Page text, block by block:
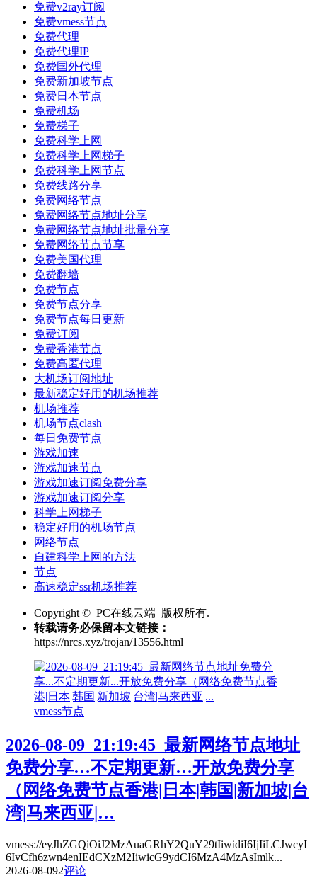
免费v2ray订阅
免费vmess节点
免费代理
免费代理IP
免费国外代理
免费新加坡节点
免费日本节点
免费机场
免费梯子
免费科学上网
免费科学上网梯子
免费科学上网节点
免费线路分享
免费网络节点
免费网络节点地址分享
免费网络节点地址批量分享
免费网络节点节享
免费美国代理
免费翻墙
免费节点
免费节点分享
免费节点每日更新
免费订阅
免费香港节点
免费高匿代理
大机场订阅地址
最新稳定好用的机场推荐
机场推荐
机场节点clash
每日免费节点
游戏加速
游戏加速节点
游戏加速订阅免费分享
游戏加速订阅分享
科学上网梯子
稳定好用的机场节点
网络节点
自建科学上网的方法
节点
高速稳定ssr机场推荐
Copyright © PC在线云端 版权所有.
转载请务必保留本文链接：
https://nrcs.xyz/trojan/13556.html
vmess节点
2026-08-09_21:19:45_最新网络节点地址
免费分享…不定期更新…开放免费分享
（网络免费节点香港|日本|韩国|新加坡|台
湾|马来西亚|…
vmess://eyJhZGQiOiJ2MzAuaGRhY2QuY29tIiwidiI6IjIiLCJwcyI
6IvCfh6zwn4enIEdCXzM2IiwicG9ydCI6MzA4MzAsImlk...
2026-08-092评论